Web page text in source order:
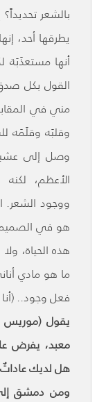
بالشعر
يطرقها أحد،
أنها مستعذَبَة
القول بكل
مني في
وقلبَه وقلَمَه
وصل إلى عشبة
الأعظم، لكنه
ووجود الشعر.
هو في
هذه الحياة،
ما هو مادي
فعل وجود.. (أنا
يقول (موريس
معبد، يفرض
هل لديك عاداتٌ
ومن دمشق